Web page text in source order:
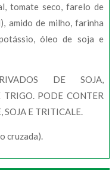
tomate seco, farelo de
amido de milho, farinha
óleo de soja e
DE SOJA,
PODE CONTER
SOJA E TRITICALE.
cruzada).